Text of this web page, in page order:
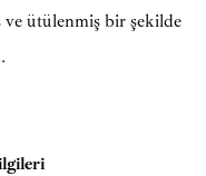
ütülenmiş bir şekilde